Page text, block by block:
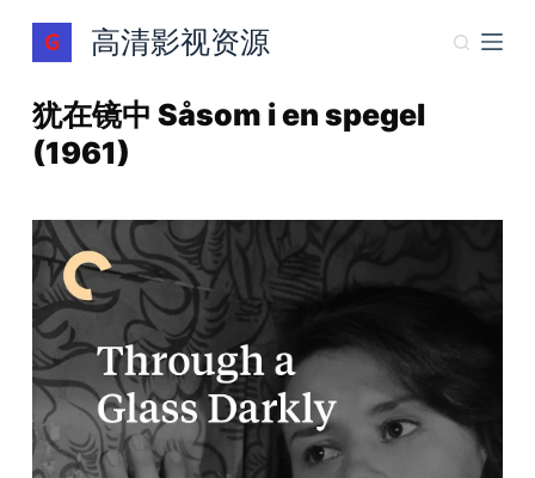
跳
过
容
高清影视资源
犹在镜中 Såsom i en spegel
(1961)